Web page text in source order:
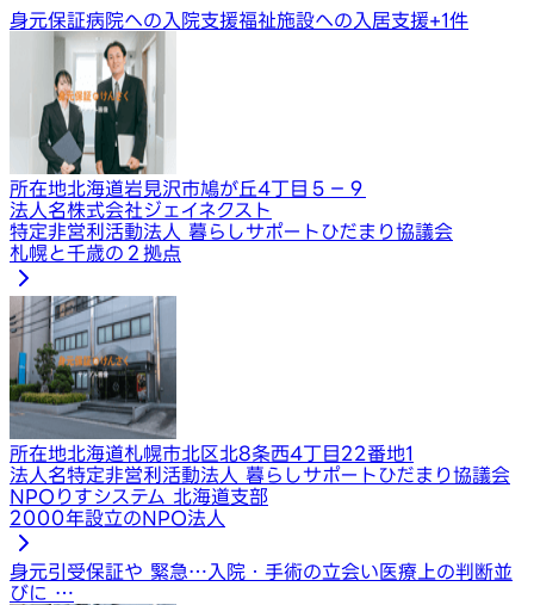
身元保証病院への入院支援福祉施設への入居支援+1件
所在地北海道岩見沢市鳩が丘4丁目５−９
法人名株式会社ジェイネクスト
特定非営利活動法人 暮らしサポートひだまり協議会
札幌と千歳の２拠点
所在地北海道札幌市北区北8条西4丁目22番地1
法人名特定非営利活動法人 暮らしサポートひだまり協議会
NPOりすシステム 北海道支部
2000年設立のNPO法人
身元引受保証や 緊急… 入院・手術の立会い医療上の判断並
びに …